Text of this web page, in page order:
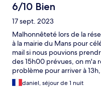
6/10 Bien
17 sept. 2023
Malhonnêteté lors de la
à la mairie du Mans pour
mail si nous pouvions
des 15h00 prévues, on m'a
problème pour arriver à
qu'il y avait un supplément
daniel, séjour de 1 nuit